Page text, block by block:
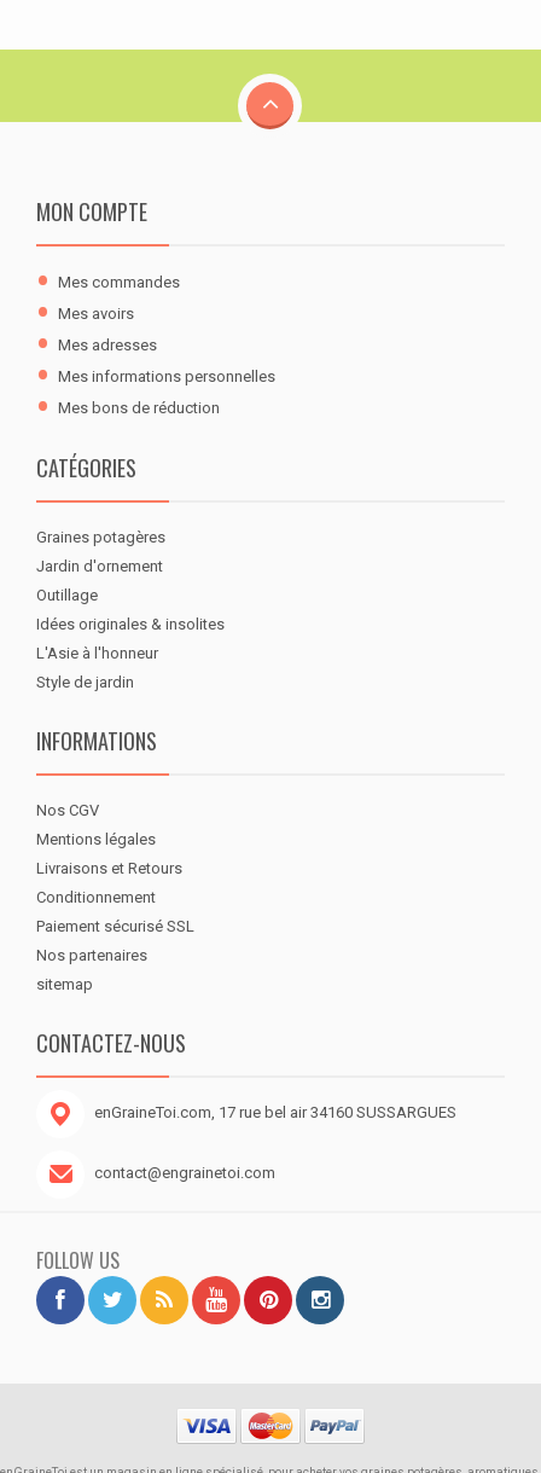
MON COMPTE
Mes commandes
Mes avoirs
Mes adresses
Mes informations personnelles
Mes bons de réduction
CATÉGORIES
Graines potagères
Jardin d'ornement
Outillage
Idées originales & insolites
L'Asie à l'honneur
Style de jardin
INFORMATIONS
Nos CGV
Mentions légales
Livraisons et Retours
Conditionnement
Paiement sécurisé SSL
Nos partenaires
sitemap
CONTACTEZ-NOUS
enGraineToi.com, 17 rue bel air 34160 SUSSARGUES
contact@engrainetoi.com
FOLLOW US